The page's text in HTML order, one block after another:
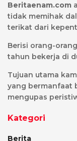
Beritaenam.com
tidak memihak
terikat dari
Berisi orang-
tahun bekerja di
Tujuan utama
yang bermanfaat
mengupas
Kategori
Berita